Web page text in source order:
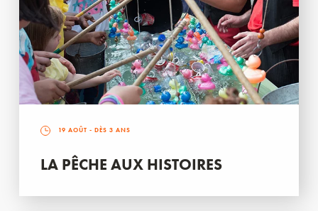
19 AOÛT - DÈS 3 ANS
LA PÊCHE AUX HISTOIRES